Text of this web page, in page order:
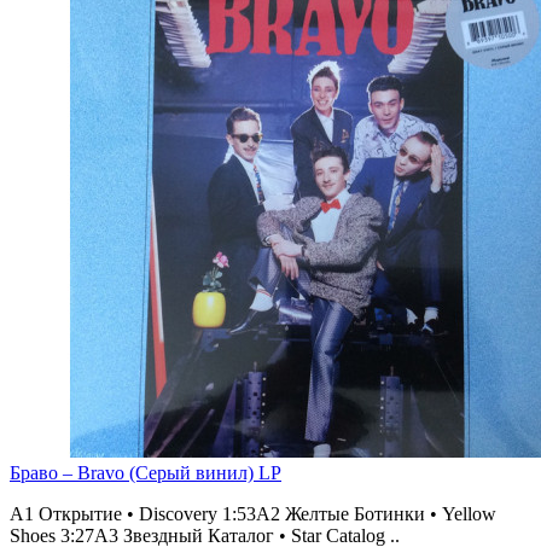
Браво ‎– Bravo (Серый винил) LP
A1 Открытие • Discovery 1:53A2 Желтые Ботинки • Yellow
Shoes 3:27A3 Звездный Каталог • Star Catalog ..